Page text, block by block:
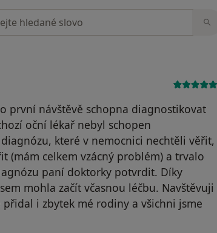
v názorech
první návštěvě schopna diagnostikovat
oční lékař nebyl schopen
které v nemocnici nechtěli věřit,
(mám celkem vzácný problém) a trvalo
paní doktorky potvrdit. Díky
mohla začít včasnou léčbu. Navštěvuji
i zbytek mé rodiny a všichni jsme